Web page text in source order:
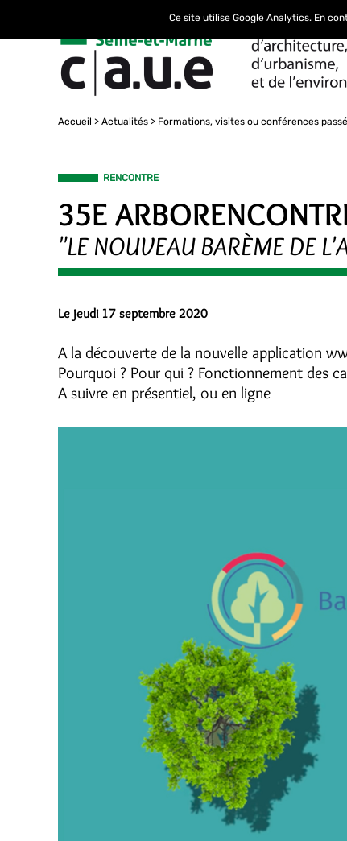
Accueil Actualités Formations, visites ou conférences
RENCONTRE
35E
"LE NOUVEAU BARÈME DE
Le jeudi 17 septembre 2020
A la découverte de la nouvelle application
Pourquoi ? Pour qui ? Fonctionnement des
A suivre en présentiel, ou en ligne
Ce site utilise Google Analytics. En